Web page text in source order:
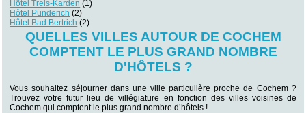
Hôtel Treis-Karden (1)
Hôtel Pünderich (2)
Hôtel Bad Bertrich (2)
QUELLES VILLES AUTOUR DE COCHEM
COMPTENT LE PLUS GRAND NOMBRE
D'HÔTELS ?
Vous souhaitez séjourner dans une ville particulière proche de Cochem ?
Trouvez votre futur lieu de villégiature en fonction des villes voisines de
Cochem qui comptent le plus grand nombre d’hôtels !